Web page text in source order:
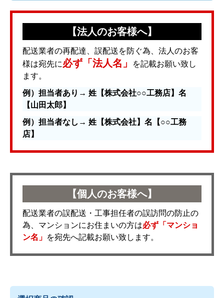
【法人のお客様へ】
配送業者の再配達、誤配送を防ぐ為、法人のお客
様は宛先に必ず「法人名」
を記載お願い致し
ます。
例）担当者あり→ 姓【株式会社○○工務店】名
【山田太郎】
例）担当者なし→ 姓【株式会社】名【○○工務
店】
【個人のお客様へ】
配送業者の誤配送・工事担任者の誤訪問の防止の
為、マンションにお住まいの方は必ず「マンショ
ン名」 を宛先へ記載お願い致します。